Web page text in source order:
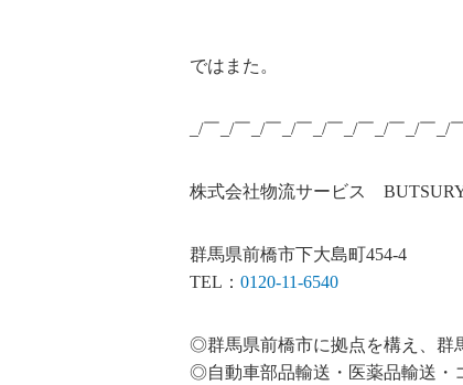
ではまた。
_/￣_/￣_/￣_/￣_/￣_/￣_/￣_/￣_/
株式会社物流サービス
群馬県前橋市下大島町454-4
TEL： 0120-11-6540
◎群馬県前橋市に拠点を構え、群
◎自動車部品輸送・医薬品輸送・